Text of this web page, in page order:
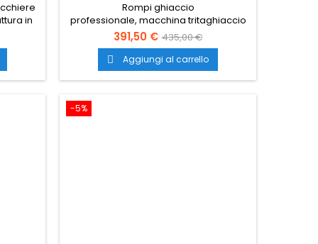
in
Rompi ghiaccio
professionale, macchina tritaghiaccio
professionale, spacca ghiaccio, il
trasporto è gratuito in tutta Italia.
391,50 € 435,00 €
 Aggiungi al carrello
-5%